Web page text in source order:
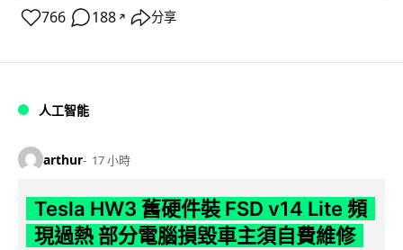
766 188 ↗ 分享
人工智能
arthur 17 小時
Tesla HW3 舊硬件裝 FSD v14 Lite 頻
現過熱 部分電腦損毀車主須自費維修